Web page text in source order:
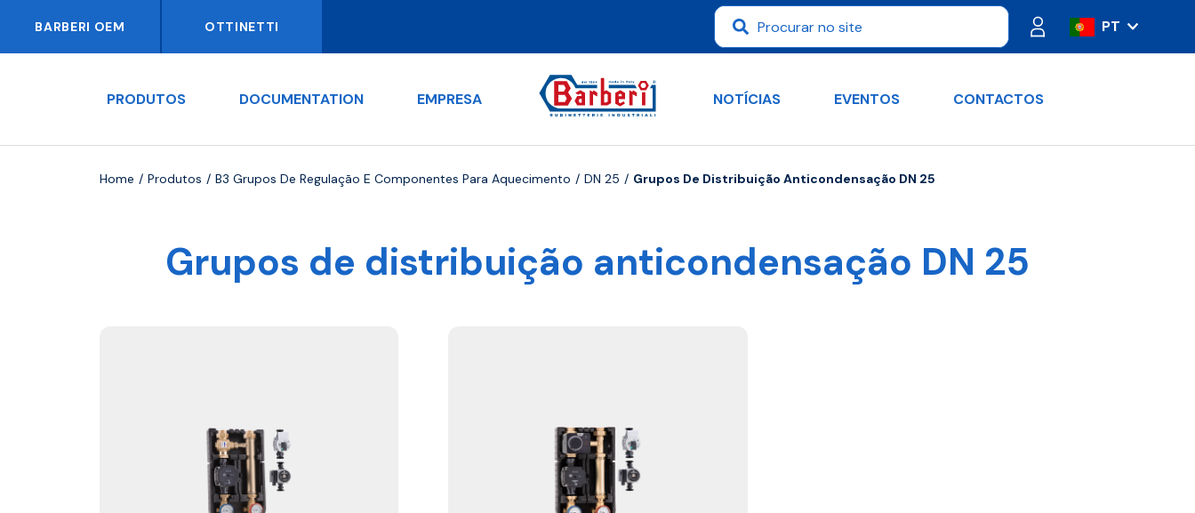
BARBERI OEM OTTINETTI
PT
IT
DE
PRODUTOS DOCUMENTATION EMPRESA NOTÍCIAS EVENTOS CONTACTOS
Home Produtos B3 Grupos De Regulação E Componentes Para Aquecimento DN 25 Grupos De Distribuição Anticondensação DN 25
Grupos de distribuição anticondensação DN 25